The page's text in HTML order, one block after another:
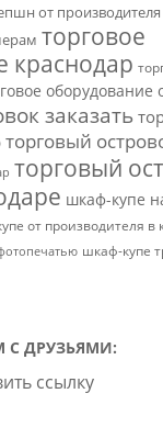
от производителя
торговое
краснодар
оборудование
заказать
торговый
торговый
шкаф-купе
от производителя в
шкаф-купе
С ДРУЗЬЯМИ:
ссылку